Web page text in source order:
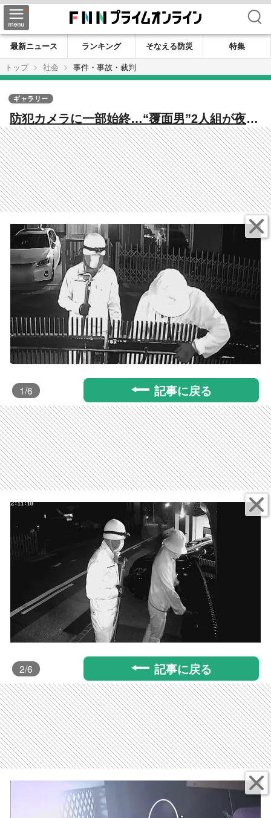
検索
最新ニュース ランキング そなえる防災
特集
トップ
社会 事件・事故・裁判
防犯カメラに一部始終…“覆面男”2人組が夜の
住宅敷地内に侵入 気付いた住人の「コラ
ー！」で慌てて退散
ギャラリー
1/6 記事に戻る
2/6 記事に戻る